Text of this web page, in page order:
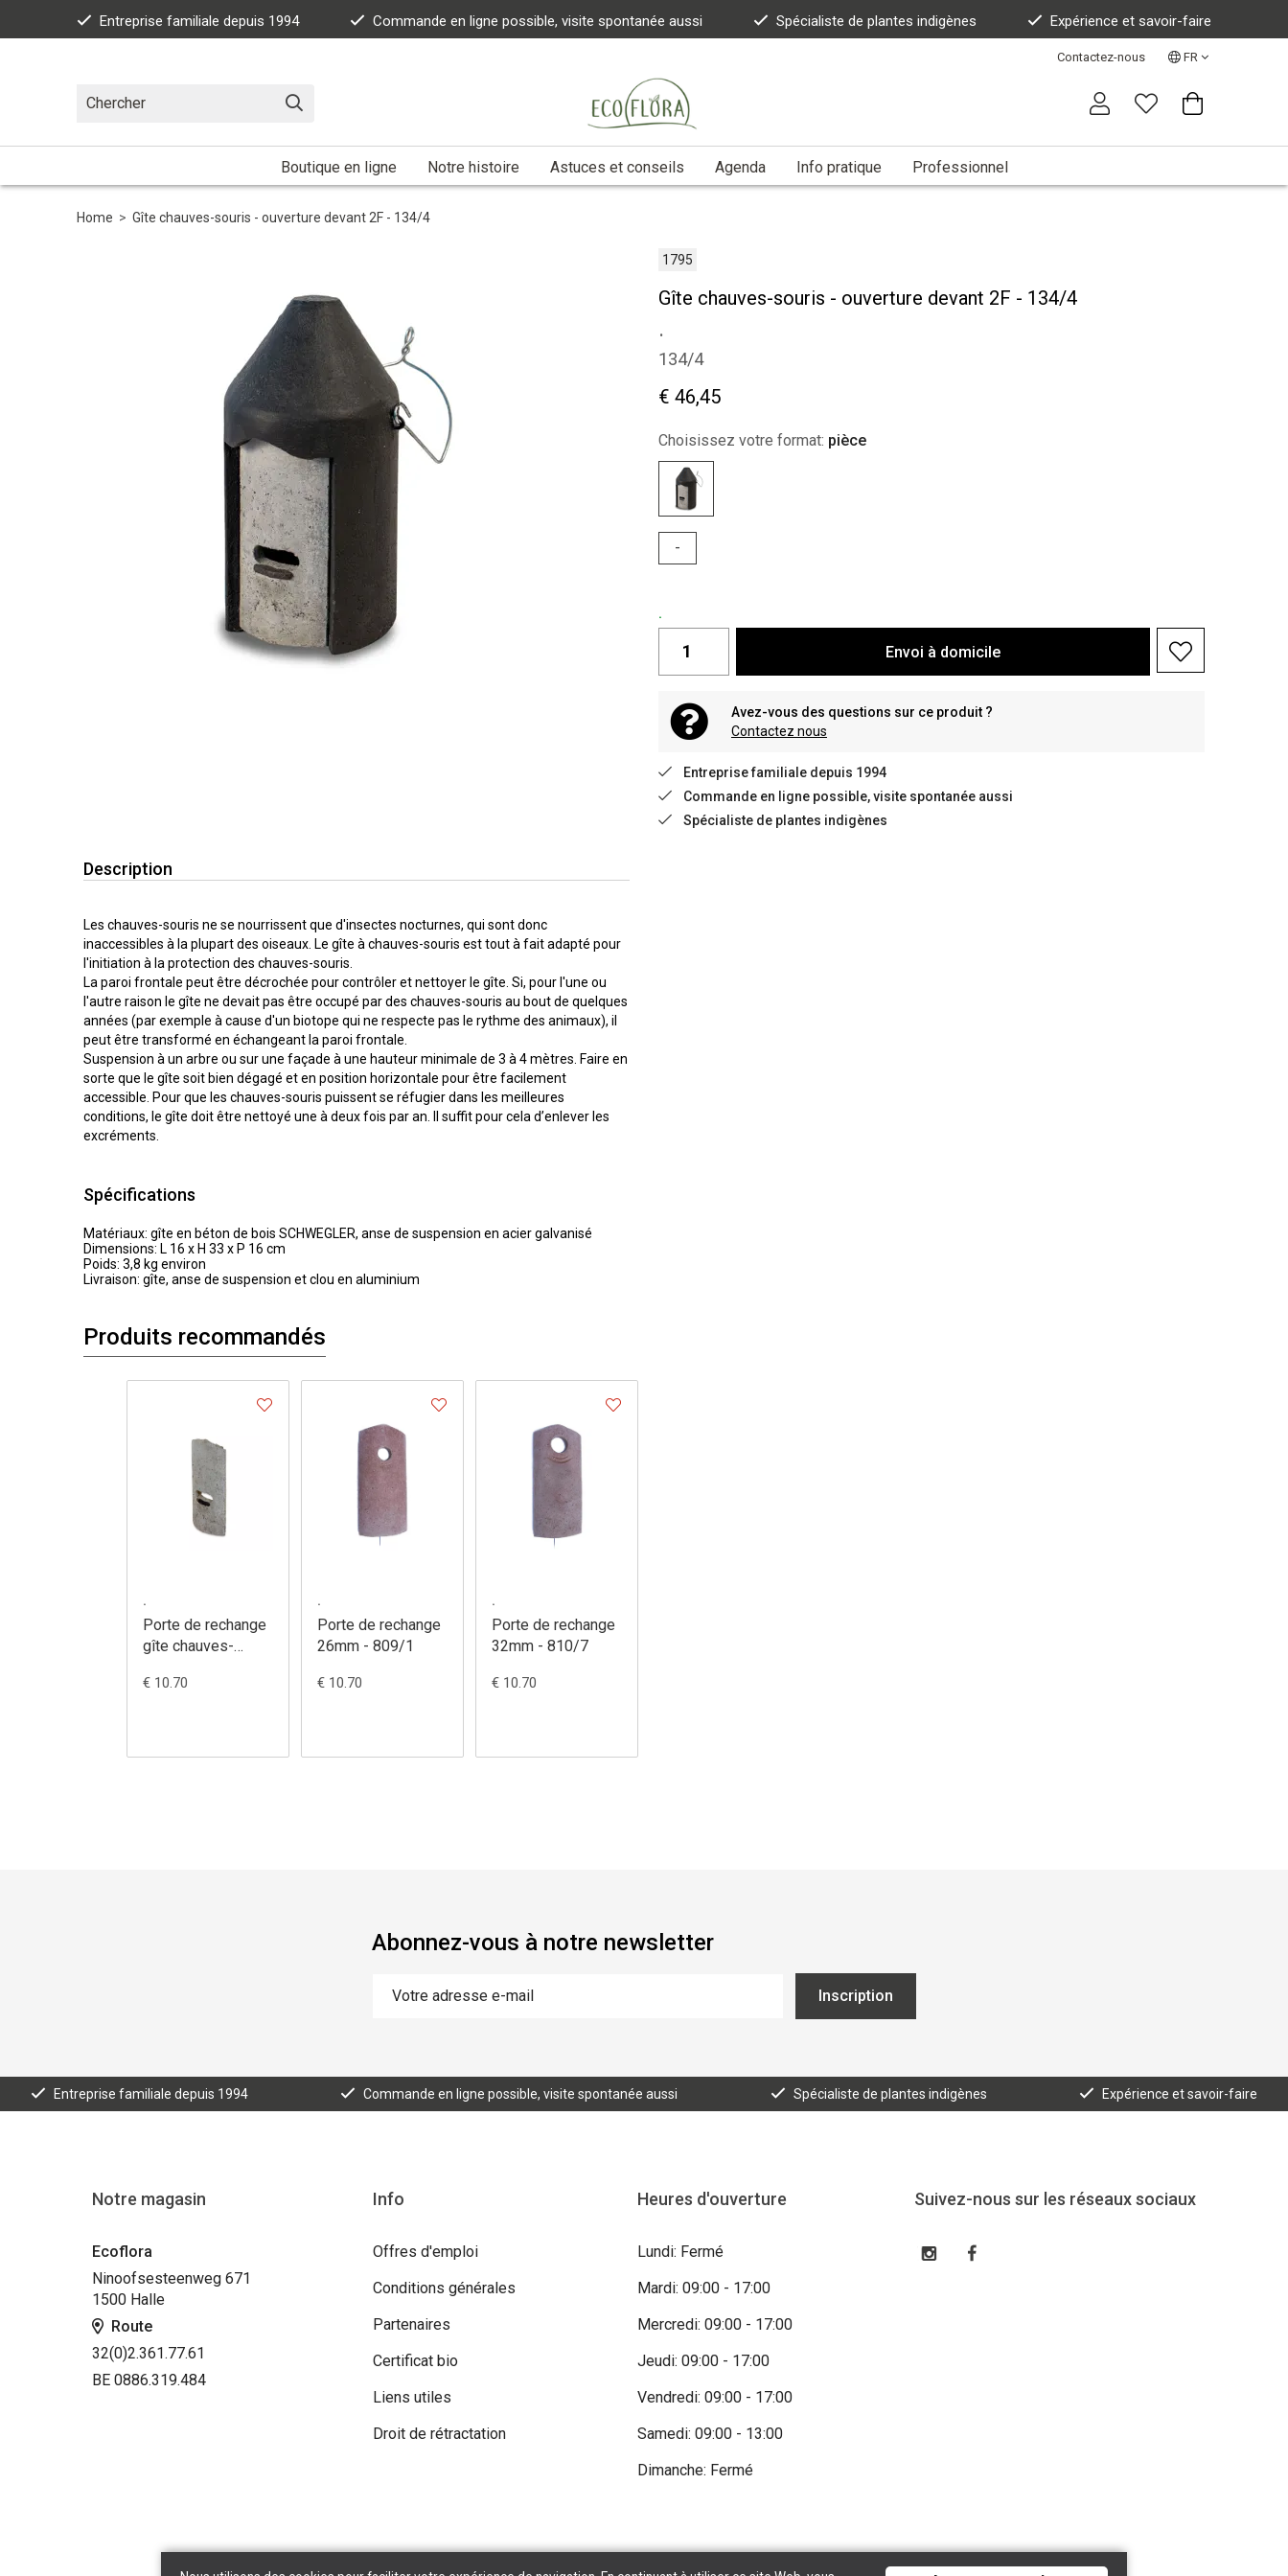
Entreprise familiale depuis 1994 Commande en ligne possible, visite spontanée aussi Spécialiste de plantes indigènes Expérience et savoir-faire
Contactez-nous FR
Boutique en ligne Notre histoire Astuces et conseils Agenda Info pratique Professionnel
Home > Gîte chauves-souris - ouverture devant 2F - 134/4
1795
Gîte chauves-souris - ouverture devant 2F - 134/4
.
134/4
€ 46,45
Choisissez votre format: pièce
-
.
Envoi à domicile
Avez-vous des questions sur ce produit ?
Contactez nous
Entreprise familiale depuis 1994
Commande en ligne possible, visite spontanée aussi
Spécialiste de plantes indigènes
Description
Les chauves-souris ne se nourrissent que d'insectes nocturnes, qui sont donc
inaccessibles à la plupart des oiseaux. Le gîte à chauves-souris est tout à fait adapté pour
l'initiation à la protection des chauves-souris.
La paroi frontale peut être décrochée pour contrôler et nettoyer le gîte. Si, pour l'une ou
l'autre raison le gîte ne devait pas être occupé par des chauves-souris au bout de quelques
années (par exemple à cause d'un biotope qui ne respecte pas le rythme des animaux), il
peut être transformé en échangeant la paroi frontale.
Suspension à un arbre ou sur une façade à une hauteur minimale de 3 à 4 mètres. Faire en
sorte que le gîte soit bien dégagé et en position horizontale pour être facilement
accessible. Pour que les chauves-souris puissent se réfugier dans les meilleures
conditions, le gîte doit être nettoyé une à deux fois par an. Il suffit pour cela d’enlever les
excréments.
Spécifications
Matériaux: gîte en béton de bois SCHWEGLER, anse de suspension en acier galvanisé
Dimensions: L 16 x H 33 x P 16 cm
Poids: 3,8 kg environ
Livraison: gîte, anse de suspension et clou en aluminium
Produits recommandés
.
Porte de rechange
gîte chauves-
€ 10.70
.
Porte de rechange
26mm - 809/1
€ 10.70
.
Porte de rechange
32mm - 810/7
€ 10.70
Abonnez-vous à notre newsletter
Inscription
Entreprise familiale depuis 1994 Commande en ligne possible, visite spontanée aussi Spécialiste de plantes indigènes Expérience et savoir-faire
Notre magasin
Ecoflora
Ninoofsesteenweg 671
1500 Halle
Route
32(0)2.361.77.61
BE 0886.319.484
Info
Offres d'emploi
Conditions générales
Partenaires
Certificat bio
Liens utiles
Droit de rétractation
Heures d'ouverture
Lundi: Fermé
Mardi: 09:00 - 17:00
Mercredi: 09:00 - 17:00
Jeudi: 09:00 - 17:00
Vendredi: 09:00 - 17:00
Samedi: 09:00 - 13:00
Dimanche: Fermé
Suivez-nous sur les réseaux sociaux